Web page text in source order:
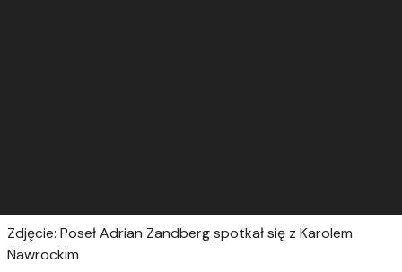
Zdjęcie: Poseł Adrian Zandberg spotkał się z Karolem
Nawrockim